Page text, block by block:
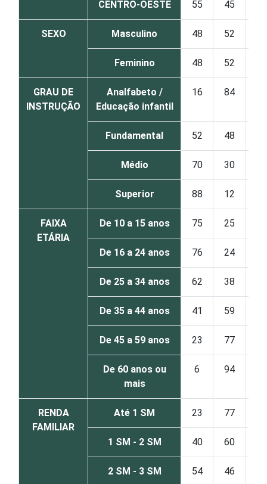
CENTRO-OESTE 55 45
SEXO Masculino 48 52
Feminino 48 52
GRAU DE
INSTRUÇÃO
Analfabeto /
Educação infantil
16 84
Fundamental 52 48
Médio 70 30
Superior 88 12
FAIXA
ETÁRIA
De 10 a 15 anos 75 25
De 16 a 24 anos 76 24
De 25 a 34 anos 62 38
De 35 a 44 anos 41 59
De 45 a 59 anos 23 77
De 60 anos ou
mais
6 94
RENDA
FAMILIAR
Até 1 SM 23 77
1 SM - 2 SM 40 60
2 SM - 3 SM 54 46